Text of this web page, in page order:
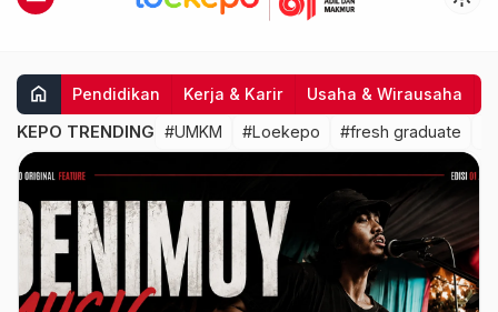
home Pendidikan Kerja & Karir Usaha & Wirausaha
KEPO TRENDING #UMKM #Loekepo #fresh graduate